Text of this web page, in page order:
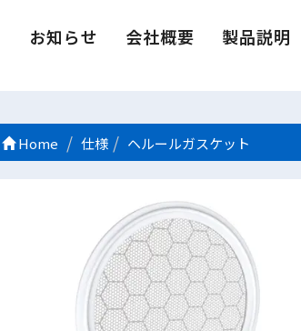
お知らせ 会社概要 製品説明
Home 仕様 ヘルールガスケット